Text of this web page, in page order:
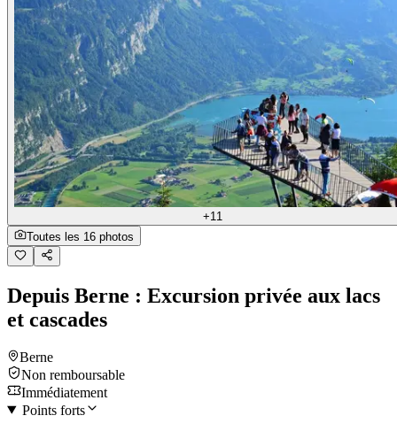
+11
Toutes les 16 photos
Depuis Berne : Excursion privée aux lacs
et cascades
Berne
Non remboursable
Immédiatement
Points forts